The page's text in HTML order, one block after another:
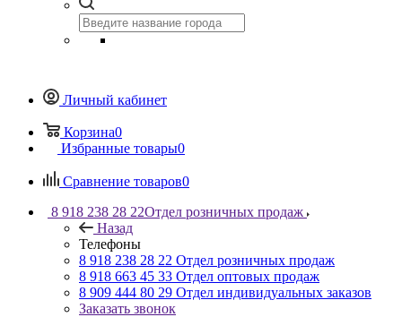
Личный кабинет
Корзина0
Избранные товары0
Сравнение товаров0
8 918 238 28 22Отдел розничных продаж
Назад
Телефоны
8 918 238 28 22 Отдел розничных продаж
8 918 663 45 33 Отдел оптовых продаж
8 909 444 80 29 Отдел индивидуальных заказов
Заказать звонок